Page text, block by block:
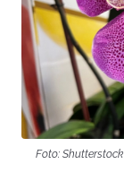
Foto: Shutterstock